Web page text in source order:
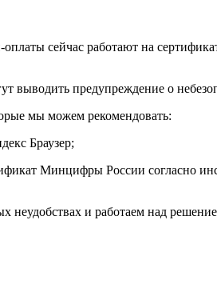
сейчас работают на
выводить предупреждение о
мы можем рекомендовать:
Браузер;
Минцифры России согласно
неудобствах и работаем над